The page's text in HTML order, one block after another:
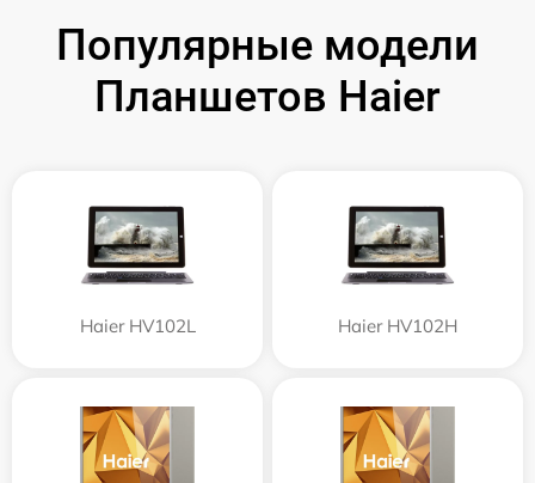
Популярные модели
Планшетов Haier
Haier HV102L Haier HV102H